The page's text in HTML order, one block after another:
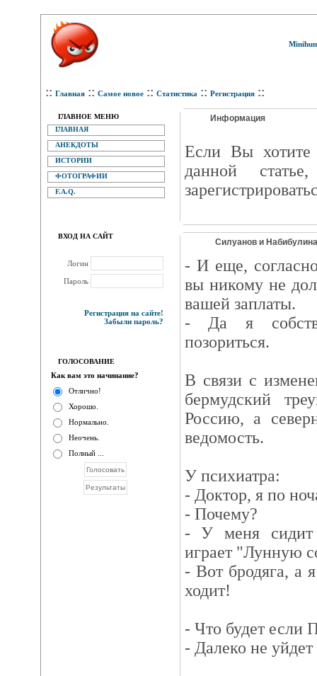
:: Главная :: Самое новое :: Статистика :: Регистрация ::
ГЛАВНОЕ МЕНЮ
ГЛАВНАЯ
АНЕКДОТЫ
ИСТОРИИ
ФОТОГРАФИИ
F.A.Q.
ВХОД НА САЙТ
Логин
Пароль
Регистрация на сайте!
Забыли пароль?
ГОЛОСОВАНИЕ
Как вам это начинание?
Отлично!
Хорошо.
Нормально.
Неочень.
Полный ...
Информация
Eсли Вы хотите
данной
Силуанов и
- И еще,
вы никому не
вашей заплаты.
- Да я
позориться.
В связи с
бермудский
Россию, а
ведомость.
У психиатра:
- Доктор, я по
- Почему?
- У меня сидит
играет "Лунную
- Вот бродяга, а
ходит!
- Что будет если
- Далеко не уйдет